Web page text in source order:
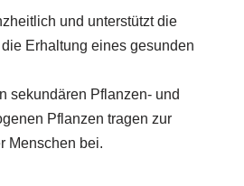
und unterstützt die
Erhaltung eines gesunden
sekundären Pflanzen- und
Pflanzen tragen zur
Menschen bei.